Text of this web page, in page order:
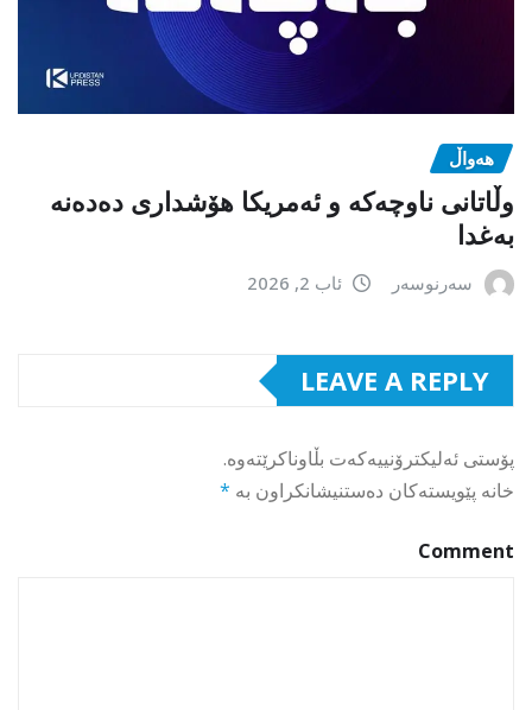
هەواڵ
وڵاتانی ناوچەکە و ئەمریکا هۆشداری دەدەنە
بەغدا
سەرنوسەر ئاب 2, 2026
LEAVE A REPLY
پۆستی ئەلیکترۆنییەکەت بڵاوناکرێتەوە.
خانە پێویستەکان دەستنیشانکراون بە *
Comment